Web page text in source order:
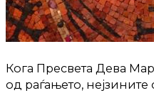
Кога Пресвета Дева
од раѓањето,